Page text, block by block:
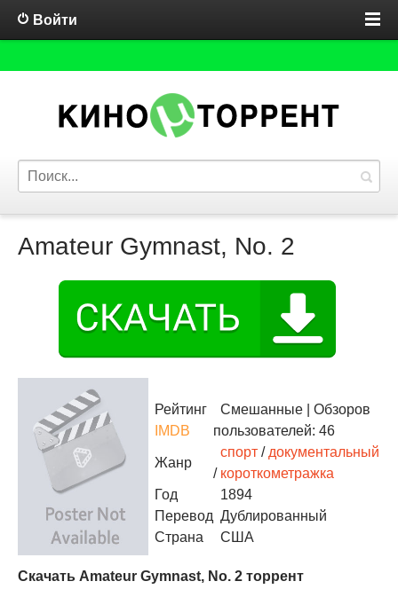
Войти
Amateur Gymnast, No. 2
Рейтинг
IMDB
Смешанные | Обзоров
пользователей: 46
Жанр
спорт / документальный
/ короткометражка
Год
1894
Перевод Дублированный
Страна
США
Скачать Amateur Gymnast, No. 2 торрент